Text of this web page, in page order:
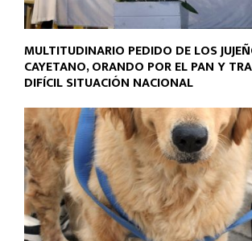
MULTITUDINARIO PEDIDO DE LOS
CAYETANO, ORANDO POR EL PAN Y
DIFÍCIL SITUACIÓN NACIONAL